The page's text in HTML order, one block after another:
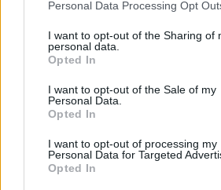
Personal Data Processing Opt
I want to opt-out of the Sharing of
personal data.
Opted In
I want to opt-out of the Sale of my
Personal Data.
Opted In
I want to opt-out of processing my
Personal Data for Targeted
Opted In
αρχικός σχεδιασμός
από το έτος 2015 προκειμένου
βασικοί στόχοι της
«Ευρώπη 2020» καθώς και οι
έτος 2019, ο τρόπος
βασίστηκε στα αποτελέσματα
της Έρευνας Εισοδήματος και
Διαβίωσης των Νοικοκυριών